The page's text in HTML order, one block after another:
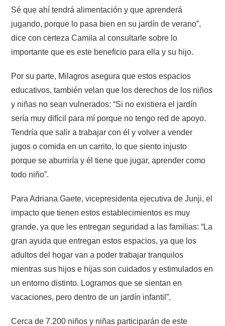
Sé que ahí tendrá alimentación y que aprenderá
jugando, porque lo pasa bien en su jardín de verano”,
dice con certeza Camila al consultarle sobre lo
importante que es este beneficio para ella y su hijo.
Por su parte, Milagros asegura que estos espacios
educativos, también velan que los derechos de los niños
y niñas no sean vulnerados: “Si no existiera el jardín
sería muy difícil para mí porque no tengo red de apoyo.
Tendría que salir a trabajar con él y volver a vender
jugos o comida en un carrito, lo que siento injusto
porque se aburriría y él tiene que jugar, aprender como
todo niño”.
Para Adriana Gaete, vicepresidenta ejecutiva de Junji, el
impacto que tienen estos establecimientos es muy
grande, ya que les entregan seguridad a las familias: “La
gran ayuda que entregan estos espacios, ya que los
adultos del hogar van a poder trabajar tranquilos
mientras sus hijos e hijas son cuidados y estimulados en
un entorno distinto. Logramos que se sientan en
vacaciones, pero dentro de un jardín infantil”.
Cerca de 7.200 niños y niñas participarán de este